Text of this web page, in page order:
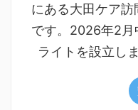
にある大田ケア
です。2026年2月
ライトを設立し